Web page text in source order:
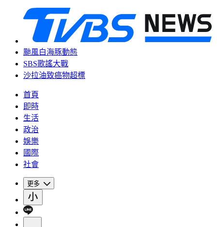
颱風白海豚動態
SBS歌謠大戰
沙拉油致癌物超標
首頁
即時
生活
政治
娛樂
國際
社會
更多